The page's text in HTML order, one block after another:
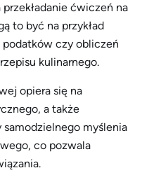
ćwiczeń na
to być na przykład
czy obliczeń
kulinarnego.
opiera się na
a także
myślenia
co pozwala